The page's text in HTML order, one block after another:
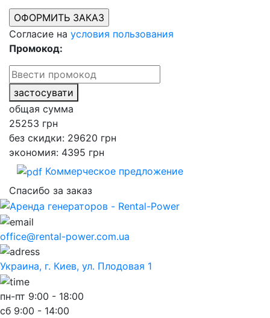
Согласие на условия пользования
Промокод:
застосувати
общая сумма
25253 грн
без скидки: 29620 грн
экономия: 4395 грн
Коммерческое предложение
Спасибо за заказ
office@rental-power.com.ua
Украина, г. Киев, ул. Плодовая 1
пн-пт 9:00 - 18:00
сб 9:00 - 14:00